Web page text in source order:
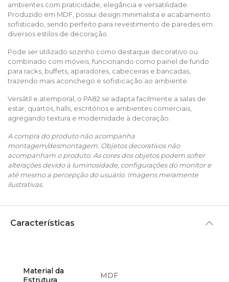
ambientes com praticidade, elegância e versatilidade.
Produzido em MDF, possui design minimalista e acabamento
sofisticado, sendo perfeito para revestimento de paredes em
diversos estilos de decoração.
Pode ser utilizado sozinho como destaque decorativo ou
combinado com móveis, funcionando como painel de fundo
para racks, buffets, aparadores, cabeceiras e bancadas,
trazendo mais aconchego e sofisticação ao ambiente.
Versátil e atemporal, o PA82 se adapta facilmente a salas de
estar, quartos, halls, escritórios e ambientes comerciais,
agregando textura e modernidade à decoração.
A compra do produto não acompanha
montagem/desmontagem. Objetos decorativos não
acompanham o produto. As cores dos objetos podem sofrer
alterações devido à luminosidade, configurações do monitor e
até mesmo a percepção do usuário. Imagens meramente
ilustrativas.
Características
Material da
Estrutura
MDF